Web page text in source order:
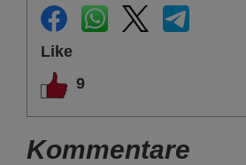
Like
9
Kommentare